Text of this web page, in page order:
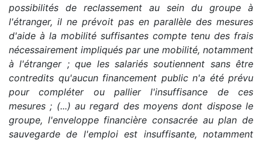
possibilités de reclassement au sein du groupe à
l'étranger, il ne prévoit pas en parallèle des mesures
d'aide à la mobilité suffisantes compte tenu des frais
nécessairement impliqués par une mobilité, notamment
à l'étranger ; que les salariés soutiennent sans être
contredits qu'aucun financement public n'a été prévu
pour compléter ou pallier l'insuffisance de ces
mesures ; (...) au regard des moyens dont dispose le
groupe, l'enveloppe financière consacrée au plan de
sauvegarde de l'emploi est insuffisante, notamment